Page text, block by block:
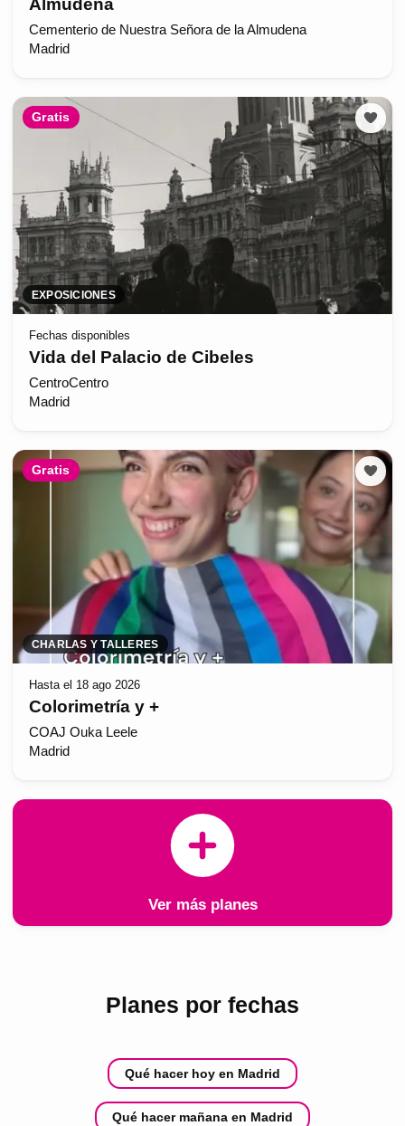
Almudena
Cementerio de Nuestra Señora de la Almudena
Madrid
Gratis
EXPOSICIONES
Fechas disponibles
Vida del Palacio de Cibeles
CentroCentro
Madrid
Gratis
CHARLAS Y TALLERES
Hasta el 18 ago 2026
Colorimetría y +
COAJ Ouka Leele
Madrid
Ver más planes
Planes por fechas
Qué hacer hoy en Madrid
Qué hacer mañana en Madrid